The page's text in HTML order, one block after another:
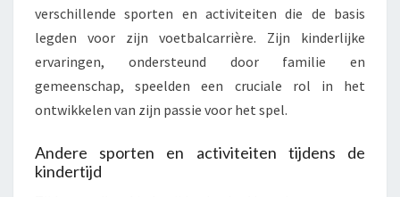
verschillende sporten en activiteiten die de basis
legden voor zijn voetbalcarrière. Zijn kinderlijke
ervaringen, ondersteund door familie en
gemeenschap, speelden een cruciale rol in het
ontwikkelen van zijn passie voor het spel.
Andere sporten en activiteiten tijdens de
kindertijd